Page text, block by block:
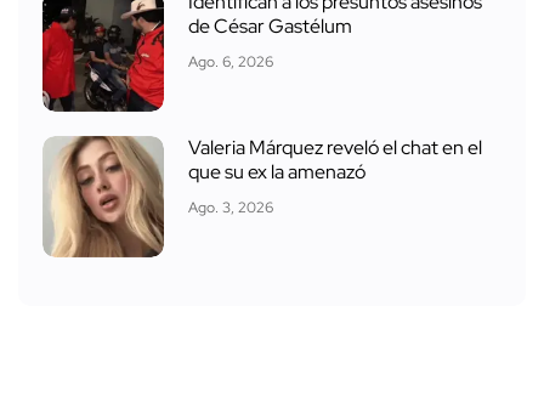
de César Gastélum
Ago. 6, 2026
Valeria Márquez reveló el chat en el
que su ex la amenazó
Ago. 3, 2026